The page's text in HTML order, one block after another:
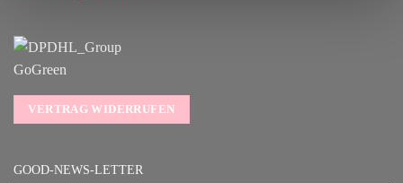
VERTRAG WIDERRUFEN
GOOD-NEWS-LETTER